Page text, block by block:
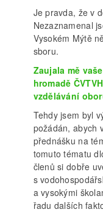
Je pravda, že v
Nezaznamenal
Vysokém Mýtě
sboru.
Zaujala mě
hromadě
vzdělávání
Tehdy jsem byl
požádán, abych
přednášku na
tomuto tématu
členů si dobře
s
a vysokými
řadu dalších